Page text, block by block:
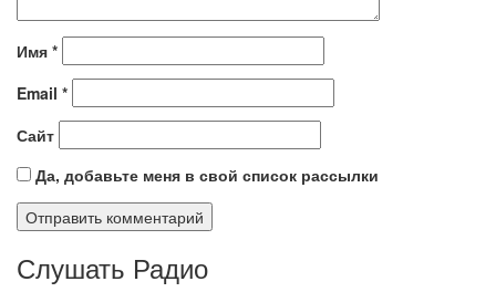
Имя *
Email *
Сайт
Да, добавьте меня в свой список рассылки
Слушать Радио